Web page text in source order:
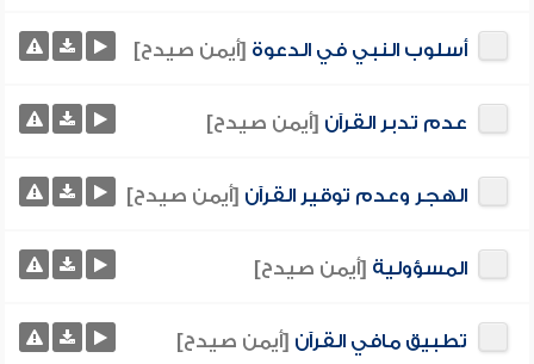
أسلوب النبي في الدعوة [أيمن صيدح]
عدم تدبر القرآن [أيمن صيدح]
الهجر وعدم توقير القرآن [أيمن صيدح]
المسؤولية [أيمن صيدح]
تطبيق مافي القرآن [أيمن صيدح]